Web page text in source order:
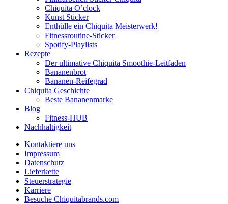
Chiquita O’clock
Kunst Sticker
Enthülle ein Chiquita Meisterwerk!
Fitnessroutine-Sticker
Spotify-Playlists
Rezepte
Der ultimative Chiquita Smoothie-Leitfaden
Bananenbrot
Bananen-Reifegrad
Chiquita Geschichte
Beste Bananenmarke
Blog
Fitness-HUB
Nachhaltigkeit
Kontaktiere uns
Impressum
Datenschutz
Lieferkette
Steuerstrategie
Karriere
Besuche Chiquitabrands.com